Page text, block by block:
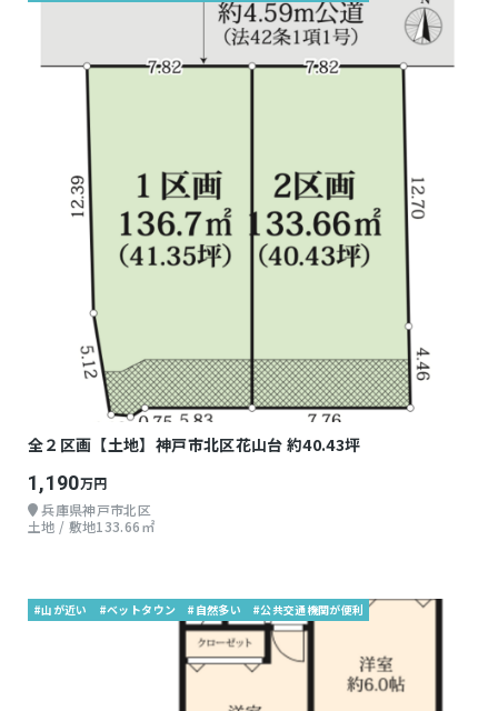
全２区画【土地】神戸市北区花山台 約40.43坪
1,190万円
兵庫県神戸市北区
土地 / 敷地133.66㎡
#山が近い #ベットタウン #自然多い #公共交通機関が便利